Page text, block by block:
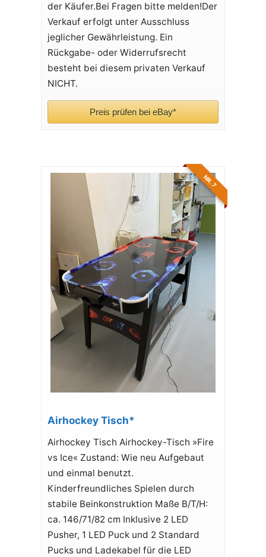
der Käufer.Bei Fragen bitte melden!Der
Verkauf erfolgt unter Ausschluss
jeglicher Gewährleistung. Ein
Rückgabe- oder Widerrufsrecht
besteht bei diesem privaten Verkauf
NICHT.
Preis prüfen bei eBay*
NR. 7
Airhockey Tisch*
Airhockey Tisch Airhockey-Tisch »Fire
vs Ice« Zustand: Wie neu Aufgebaut
und einmal benutzt.
Kinderfreundliches Spielen durch
stabile Beinkonstruktion Maße B/T/H:
ca. 146/71/82 cm Inklusive 2 LED
Pusher, 1 LED Puck und 2 Standard
Pucks und Ladekabel für die LED